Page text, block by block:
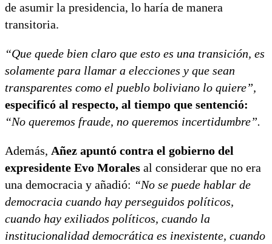
de asumir la presidencia, lo haría de manera
transitoria.
“Que quede bien claro que esto es una transición, es
solamente para llamar a elecciones y que sean
transparentes como el pueblo boliviano lo quiere”,
especificó al respecto, al tiempo que sentenció:
“No queremos fraude, no queremos incertidumbre”.
Además, Añez apuntó contra el gobierno del
expresidente Evo Morales al considerar que no era
una democracia y añadió: “No se puede hablar de
democracia cuando hay perseguidos políticos,
cuando hay exiliados políticos, cuando la
institucionalidad democrática es inexistente, cuando